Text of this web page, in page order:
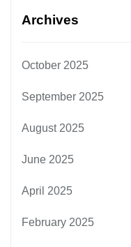
Archives
October 2025
September 2025
August 2025
June 2025
April 2025
February 2025